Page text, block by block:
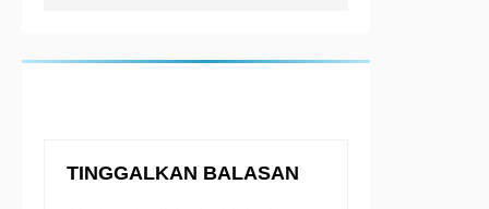
TINGGALKAN BALASAN